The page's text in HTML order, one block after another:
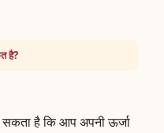
है?
है कि आप अपनी ऊर्जा